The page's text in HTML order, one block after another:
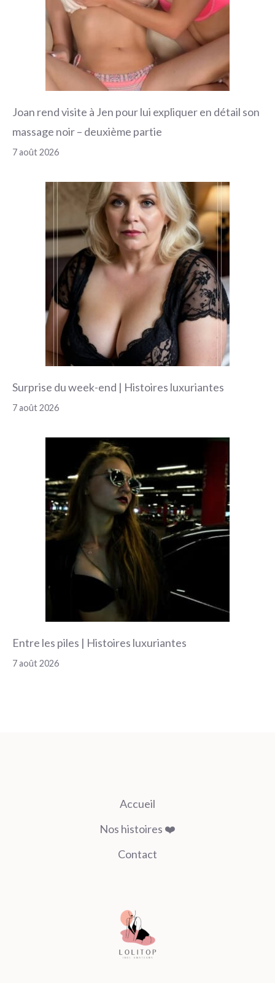
Joan rend visite à Jen pour lui expliquer en détail son
massage noir – deuxième partie
7 août 2026
Surprise du week-end | Histoires luxuriantes
7 août 2026
Entre les piles | Histoires luxuriantes
7 août 2026
Accueil
Nos histoires ❤️
Contact